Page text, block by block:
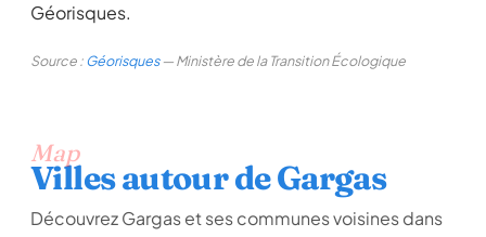
Géorisques.
Source :Géorisques— Ministère de la Transition Écologique
Map
Villes autour de Gargas
Découvrez Gargas et ses communes voisines dans